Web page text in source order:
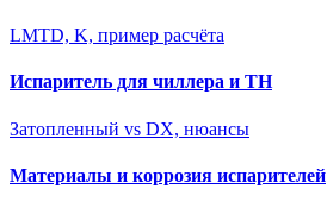
LMTD, K, пример расчёта
Испаритель для чиллера и ТН
Затопленный vs DX, нюансы
Материалы и коррозия испарителей